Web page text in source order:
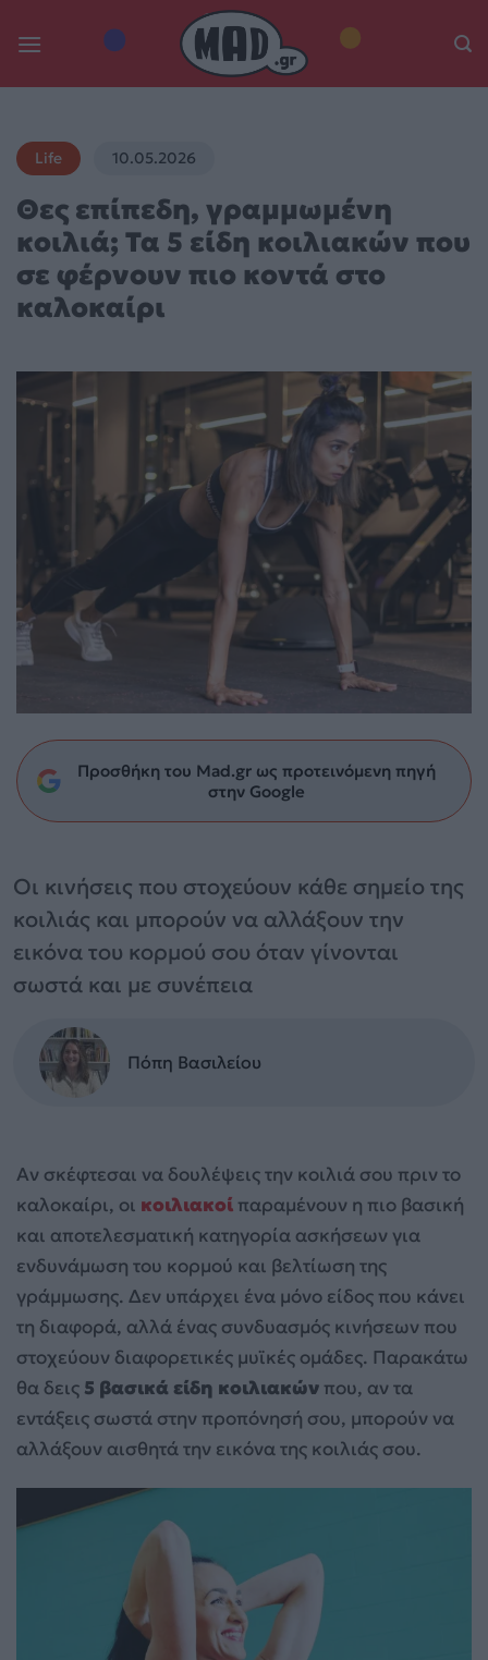
Life 10.05.2026
Θες επίπεδη, γραμμωμένη
κοιλιά; Τα 5 είδη κοιλιακών που
σε φέρνουν πιο κοντά στο
καλοκαίρι
Προσθήκη του Mad.gr ως προτεινόμενη πηγή
στην Google
Οι κινήσεις που στοχεύουν κάθε σημείο της
κοιλιάς και μπορούν να αλλάξουν την
εικόνα του κορμού σου όταν γίνονται
σωστά και με συνέπεια
Πόπη Βασιλείου
Αν σκέφτεσαι να δουλέψεις την κοιλιά σου πριν το
καλοκαίρι, οι κοιλιακοί παραμένουν η πιο βασική
και αποτελεσματική κατηγορία ασκήσεων για
ενδυνάμωση του κορμού και βελτίωση της
γράμμωσης. Δεν υπάρχει ένα μόνο είδος που κάνει
τη διαφορά, αλλά ένας συνδυασμός κινήσεων που
στοχεύουν διαφορετικές μυϊκές ομάδες. Παρακάτω
θα δεις 5 βασικά είδη κοιλιακών που, αν τα
εντάξεις σωστά στην προπόνησή σου, μπορούν να
αλλάξουν αισθητά την εικόνα της κοιλιάς σου.